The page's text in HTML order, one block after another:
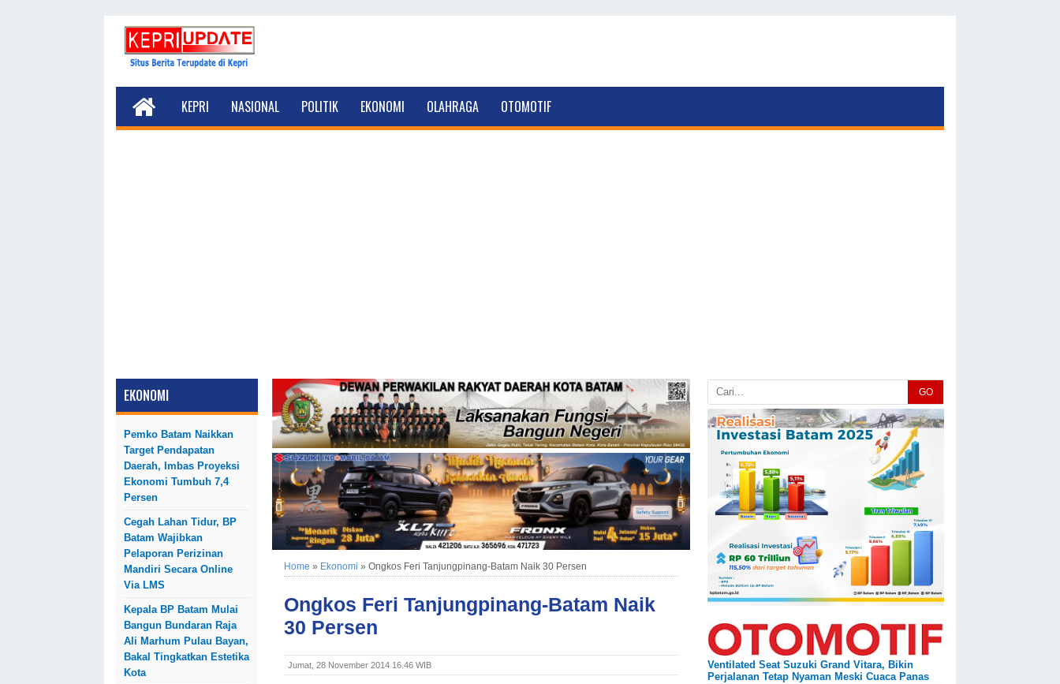
KEPRI NASIONAL POLITIK EKONOMI OLAHRAGA OTOMOTIF
EKONOMI
Pemko Batam Naikkan
Target Pendapatan
Daerah, Imbas Proyeksi
Ekonomi Tumbuh 7,4
Persen
Cegah Lahan Tidur, BP
Batam Wajibkan
Pelaporan Perizinan
Mandiri Secara Online
Via LMS
Kepala BP Batam Mulai
Bangun Bundaran Raja
Ali Marhum Pulau Bayan,
Bakal Tingkatkan Estetika
Kota
Home » Ekonomi » Ongkos Feri Tanjungpinang-Batam Naik 30 Persen
Ongkos Feri Tanjungpinang-Batam Naik
30 Persen
Jumat, 28 November 2014 16.46 WIB
GO
Ventilated Seat Suzuki Grand Vitara, Bikin
Perjalanan Tetap Nyaman Meski Cuaca Panas